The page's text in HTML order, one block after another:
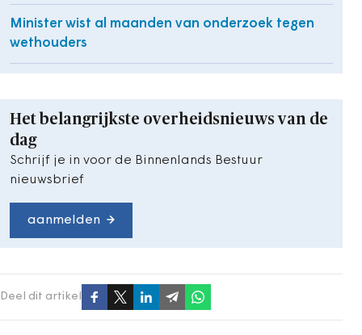
Minister wist al maanden van onderzoek tegen
wethouders
Het belangrijkste overheidsnieuws van de
dag
Schrijf je in voor de Binnenlands Bestuur
nieuwsbrief
aanmelden
Deel dit artikel